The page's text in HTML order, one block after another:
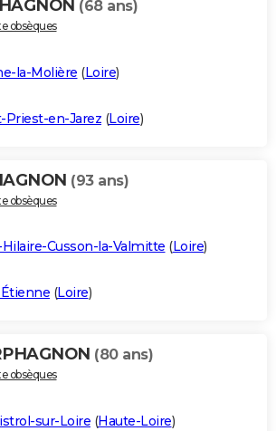
(68 ans)
obsèques
la-Molière (Loire)
Priest-en-Jarez (Loire)
(93 ans)
obsèques
Cusson-la-Valmitte (Loire)
(Loire)
(80 ans)
obsèques
sur-Loire (Haute-Loire)